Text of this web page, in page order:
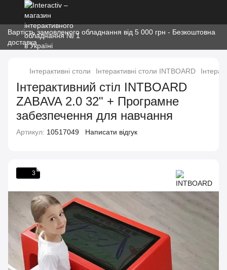
Вартість замовленого обладнання від 5 000 грн - Безкоштовна
доставка
Інтерактивні столи Інтерактивні столи INTBOARD
Інтерактивний стіл INTBOARD
ZABAVA 2.0 32" + Програмне
забезпечення для навчання
Артикул: 10517049 Написати відгук
3